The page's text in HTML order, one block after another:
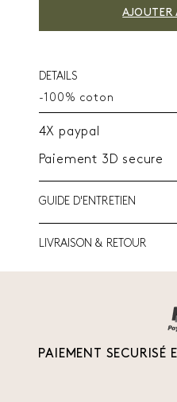
AJOUTER
DETAILS
-100% coton
4X paypal
Paiement 3D secure
GUIDE D'ENTRETIEN
LIVRAISON & RETOUR
PAIEMENT SECURISÉ